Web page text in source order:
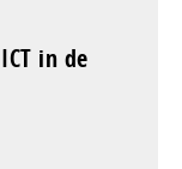
in de